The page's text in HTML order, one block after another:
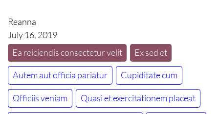
Reanna
July 16, 2019
Ea reiciendis consectetur velit
Ex sed et
Autem aut officia pariatur Cupiditate cum
Officiis veniam Quasi et exercitationem placeat